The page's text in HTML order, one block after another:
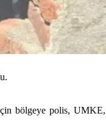
için bölgeye polis,